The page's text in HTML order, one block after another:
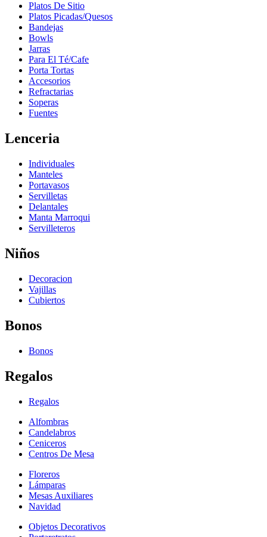
Platos De Sitio
Platos Picadas/Quesos
Bandejas
Bowls
Jarras
Para El Té/Cafe
Porta Tortas
Accesorios
Refractarias
Soperas
Fuentes
Lenceria
Individuales
Manteles
Portavasos
Servilletas
Delantales
Manta Marroqui
Servilleteros
Niños
Decoracion
Vajillas
Cubiertos
Bonos
Bonos
Regalos
Regalos
Alfombras
Candelabros
Ceniceros
Centros De Mesa
Floreros
Lámparas
Mesas Auxiliares
Navidad
Objetos Decorativos